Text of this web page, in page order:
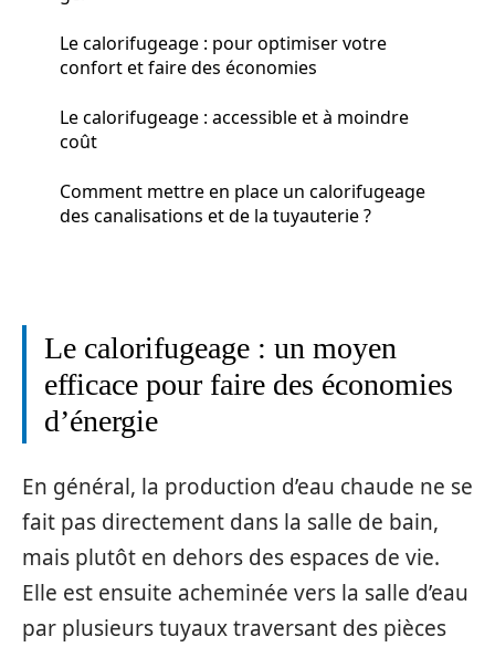
Le calorifugeage : pour optimiser votre
confort et faire des économies
Le calorifugeage : accessible et à moindre
coût
Comment mettre en place un calorifugeage
des canalisations et de la tuyauterie ?
Le calorifugeage : un moyen
efficace pour faire des économies
d’énergie
En général, la production d’eau chaude ne se
fait pas directement dans la salle de bain,
mais plutôt en dehors des espaces de vie.
Elle est ensuite acheminée vers la salle d’eau
par plusieurs tuyaux traversant des pièces